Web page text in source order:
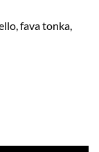
fava tonka,